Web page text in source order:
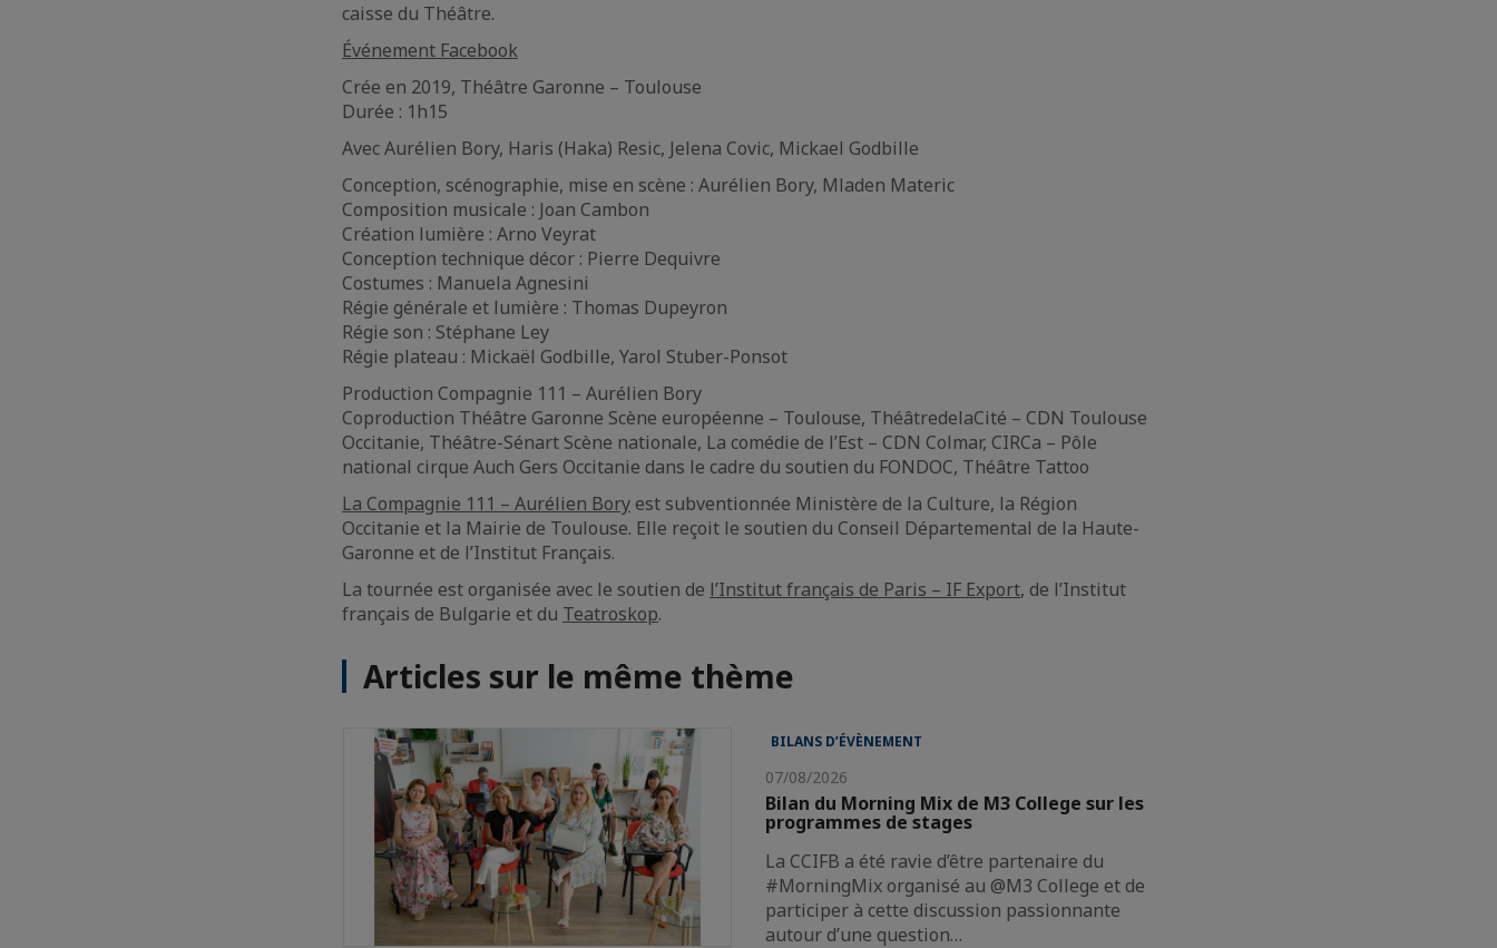
caisse du Théâtre.
Événement Facebook
Crée en 2019, Théâtre Garonne – Toulouse
Durée : 1h15
Avec Aurélien Bory, Haris (Haka) Resic, Jelena Covic, Mickael Godbille
Conception, scénographie, mise en scène : Aurélien Bory, Mladen Materic
Composition musicale : Joan Cambon
Création lumière : Arno Veyrat
Conception technique décor : Pierre Dequivre
Costumes : Manuela Agnesini
Régie générale et lumière : Thomas Dupeyron
Régie son : Stéphane Ley
Régie plateau : Mickaël Godbille, Yarol Stuber-Ponsot
Production Compagnie 111 – Aurélien Bory
Coproduction Théâtre Garonne Scène européenne – Toulouse, ThéâtredelaCité – CDN Toulouse
Occitanie, Théâtre-Sénart Scène nationale, La comédie de l’Est – CDN Colmar, CIRCa – Pôle
national cirque Auch Gers Occitanie dans le cadre du soutien du FONDOC, Théâtre Tattoo
La Compagnie 111 – Aurélien Bory est subventionnée Ministère de la Culture, la Région
Occitanie et la Mairie de Toulouse. Elle reçoit le soutien du Conseil Départemental de la Haute-
Garonne et de l’Institut Français.
La tournée est organisée avec le soutien de l’Institut français de Paris – IF Export, de l’Institut
français de Bulgarie et du Teatroskop.
Articles sur le même thème
BILANS D’ÉVÈNEMENT
07/08/2026
Bilan du Morning Mix de M3 College sur les
programmes de stages
La CCIFB a été ravie d’être partenaire du
#MorningMix organisé au @M3 College et de
participer à cette discussion passionnante
autour d’une question…